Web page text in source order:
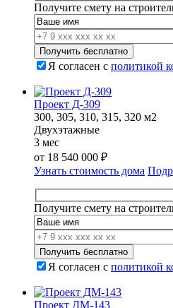
Получите смету на
Я согласен с политикой
Проект Д-309
300, 305, 310, 315, 320 м2
Двухэтажные
3 мес
от 18 540 000 ₽
Узнать стоимость дома
Получите смету на
Я согласен с политикой
Проект ДМ-143